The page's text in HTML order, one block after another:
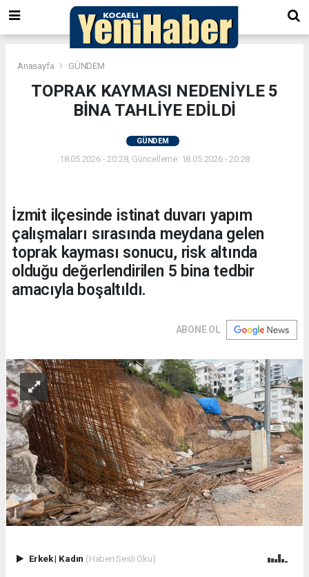
Anasayfa GÜNDEM
TOPRAK KAYMASI NEDENİYLE 5
BİNA TAHLİYE EDİLDİ
GÜNDEM
18.05.2026 - 20:28, Güncelleme: 18.05.2026 - 20:28
İzmit ilçesinde istinat duvarı yapım
çalışmaları sırasında meydana gelen
toprak kayması sonucu, risk altında
olduğu değerlendirilen 5 bina tedbir
amacıyla boşaltıldı.
ABONE OL
Erkek| Kadın (Haberi Sesli Oku)